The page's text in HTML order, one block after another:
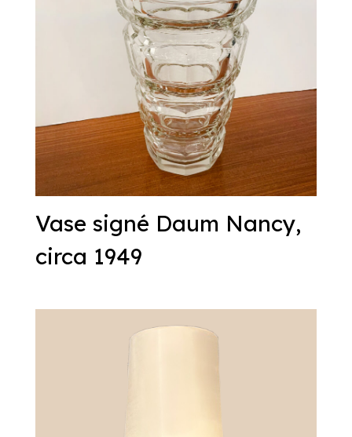
Vase signé Daum Nancy,
circa 1949